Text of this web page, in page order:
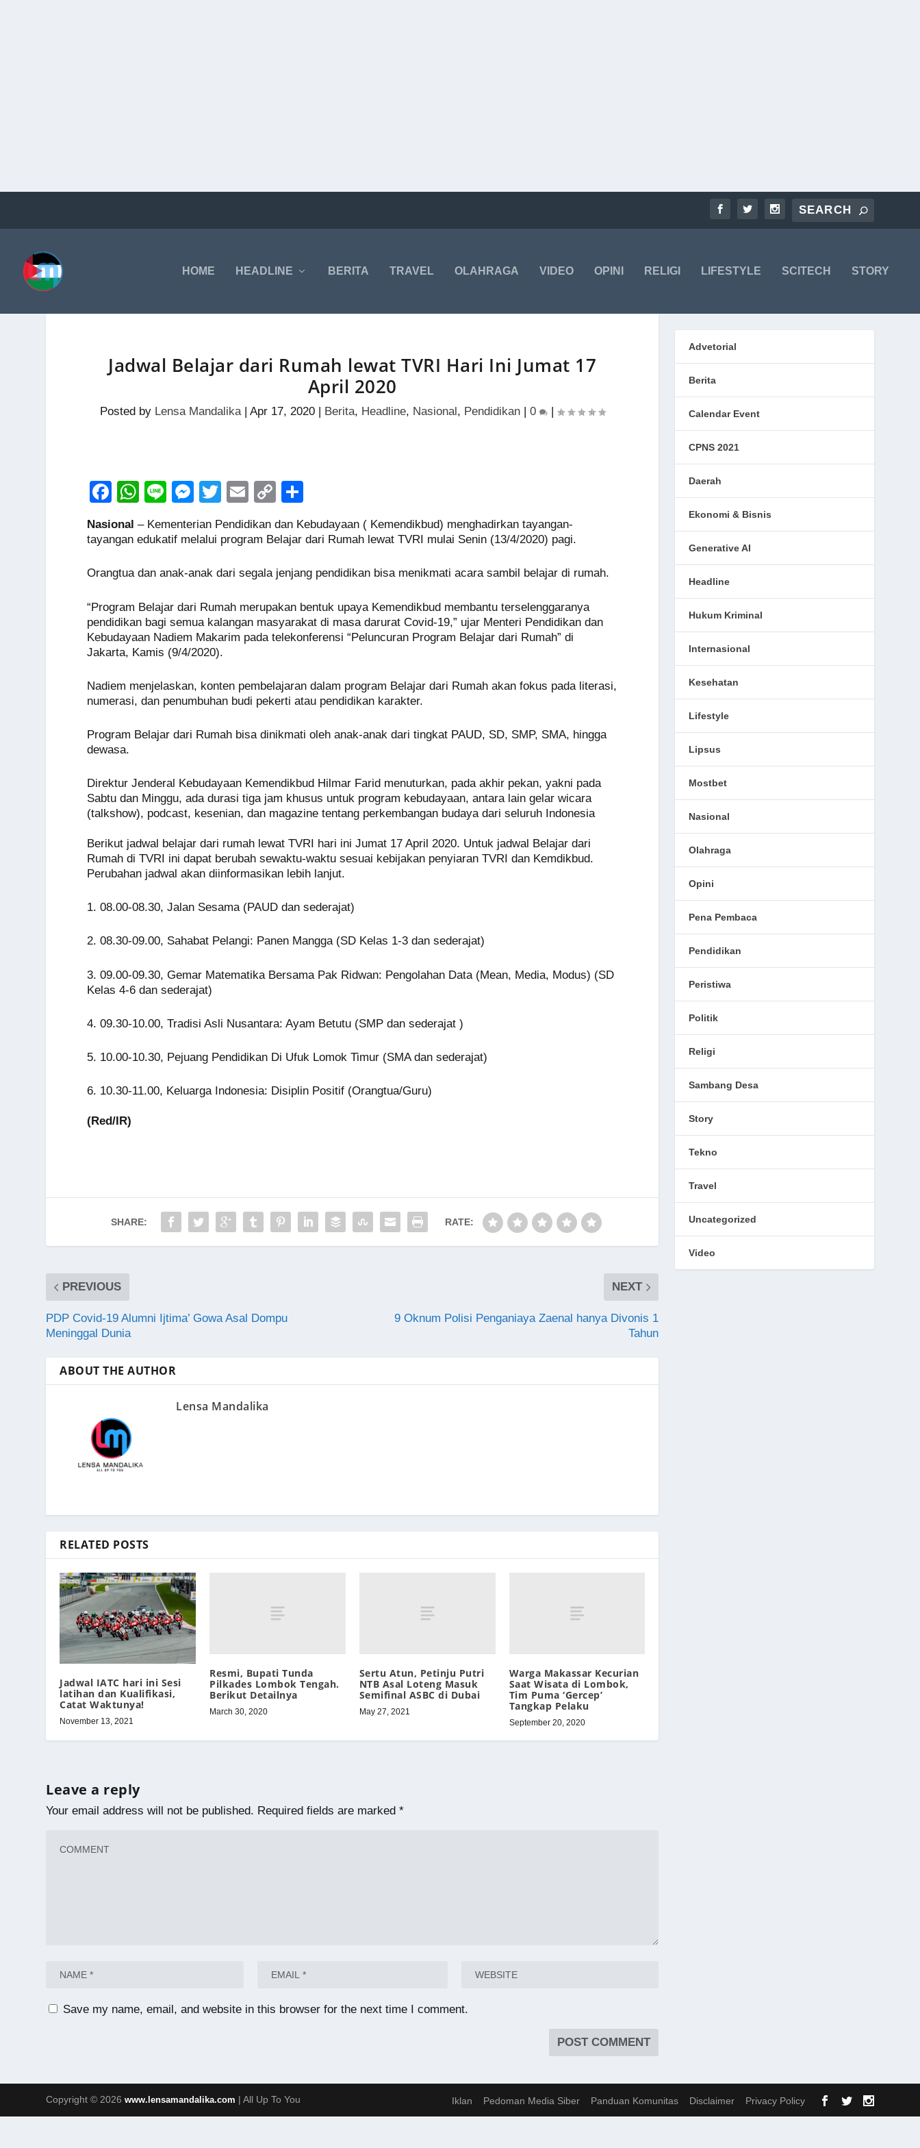
HOME HEADLINE BERITA TRAVEL OLAHRAGA VIDEO OPINI RELIGI LIFESTYLE SCITECH STORY
Jadwal Belajar dari Rumah lewat TVRI Hari Ini Jumat 17
April 2020
Posted by Lensa Mandalika| Apr 17, 2020| Berita, Headline, Nasional, Pendidikan| 0 |
F
c
b
o
o
k
W
h
at
A
p
p
Li
e
M
e
ss
n
g
er
T
wi
tt
E
m
ail
C
o
p
Li
n
k
h
ar
Nasional – Kementerian Pendidikan dan Kebudayaan ( Kemendikbud) menghadirkan tayangan-
tayangan edukatif melalui program Belajar dari Rumah lewat TVRI mulai Senin (13/4/2020) pagi.
Orangtua dan anak-anak dari segala jenjang pendidikan bisa menikmati acara sambil belajar di rumah.
“Program Belajar dari Rumah merupakan bentuk upaya Kemendikbud membantu terselenggaranya
pendidikan bagi semua kalangan masyarakat di masa darurat Covid-19,” ujar Menteri Pendidikan dan
Kebudayaan Nadiem Makarim pada telekonferensi “Peluncuran Program Belajar dari Rumah” di
Jakarta, Kamis (9/4/2020).
Nadiem menjelaskan, konten pembelajaran dalam program Belajar dari Rumah akan fokus pada literasi,
numerasi, dan penumbuhan budi pekerti atau pendidikan karakter.
Program Belajar dari Rumah bisa dinikmati oleh anak-anak dari tingkat PAUD, SD, SMP, SMA, hingga
dewasa.
Direktur Jenderal Kebudayaan Kemendikbud Hilmar Farid menuturkan, pada akhir pekan, yakni pada
Sabtu dan Minggu, ada durasi tiga jam khusus untuk program kebudayaan, antara lain gelar wicara
(talkshow), podcast, kesenian, dan magazine tentang perkembangan budaya dari seluruh Indonesia
Berikut jadwal belajar dari rumah lewat TVRI hari ini Jumat 17 April 2020. Untuk jadwal Belajar dari
Rumah di TVRI ini dapat berubah sewaktu-waktu sesuai kebijakan penyiaran TVRI dan Kemdikbud.
Perubahan jadwal akan diinformasikan lebih lanjut.
1. 08.00-08.30, Jalan Sesama (PAUD dan sederajat)
2. 08.30-09.00, Sahabat Pelangi: Panen Mangga (SD Kelas 1-3 dan sederajat)
3. 09.00-09.30, Gemar Matematika Bersama Pak Ridwan: Pengolahan Data (Mean, Media, Modus) (SD
Kelas 4-6 dan sederajat)
4. 09.30-10.00, Tradisi Asli Nusantara: Ayam Betutu (SMP dan sederajat )
5. 10.00-10.30, Pejuang Pendidikan Di Ufuk Lomok Timur (SMA dan sederajat)
6. 10.30-11.00, Keluarga Indonesia: Disiplin Positif (Orangtua/Guru)
(Red/IR)
SHARE: RATE:
PREVIOUS
PDP Covid-19 Alumni Ijtima’ Gowa Asal Dompu
Meninggal Dunia
NEXT
9 Oknum Polisi Penganiaya Zaenal hanya Divonis 1
Tahun
ABOUT THE AUTHOR
Lensa Mandalika
RELATED POSTS
Jadwal IATC hari ini Sesi
latihan dan Kualifikasi,
Catat Waktunya!
November 13, 2021
Resmi, Bupati Tunda
Pilkades Lombok Tengah.
Berikut Detailnya
March 30, 2020
Sertu Atun, Petinju Putri
NTB Asal Loteng Masuk
Semifinal ASBC di Dubai
May 27, 2021
Warga Makassar Kecurian
Saat Wisata di Lombok,
Tim Puma ‘Gercep’
Tangkap Pelaku
September 20, 2020
Leave a reply
Your email address will not be published. Required fields are marked*
Save my name, email, and website in this browser for the next time I comment.
Advetorial
Berita
Calendar Event
CPNS 2021
Daerah
Ekonomi & Bisnis
Generative AI
Headline
Hukum Kriminal
Internasional
Kesehatan
Lifestyle
Lipsus
Mostbet
Nasional
Olahraga
Opini
Pena Pembaca
Pendidikan
Peristiwa
Politik
Religi
Sambang Desa
Story
Tekno
Travel
Uncategorized
Video
Copyright © 2026www.lensamandalika.com | All Up To You Iklan Pedoman Media Siber Panduan Komunitas Disclaimer Privacy Policy